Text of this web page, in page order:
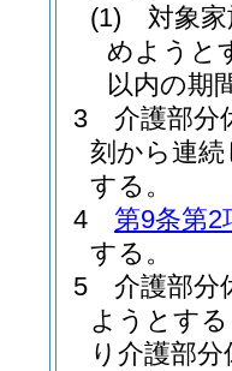
(1)
対象
めようと
以内の期
3
介護部分
刻から連
する。
4
第9条第2
する。
5
介護部分
ようとす
り介護部